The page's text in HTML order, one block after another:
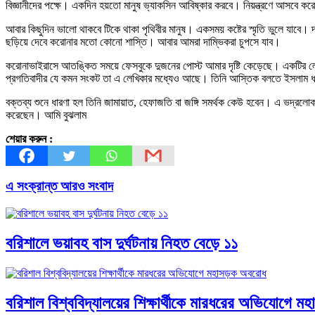
বিজ্ঞানীদের পক্ষে। একদিন হয়তো মানুষ ভ্যাকসিন আবিষ্কার করবে। নিয়ন্ত্রণে আসবে
আবার কিছুদিন ভালো থাকবে টিকে থাকা পৃথিবীর মানুষ। একসময় কষ্টের স্মৃতি ভুলে
ছড়িয়ে দেবে করোনার মতো কোনো শাস্তি। আবার আমরা দাম্ভিকরা চুপসে যাব।
করোনাভাইরাসে আতঙ্কিত সময়ে ফেসবুকে দুজনের পোস্ট আমার দৃষ্টি কেড়েছে।
প্রগতিবাদীর যে কমন সংকট তা এ লেখিকার মধ্যেও আছে। তিনি আস্তিক বলতে
বক্তব্য শুনে ধারণা হল তিনি জামায়াত, হেফাজতি বা জঙ্গি সমর্থক কেউ হবেন। এ
করেছেন। আমি বুঝলাম
শেয়ার করুন :
এ সংক্রান্ত আরও সংবাদ
বরিশালে ভয়াবহ বাস দুর্ঘটনায় নিহত বেড়ে ১১
বরিশাল বিশ্ববিদ্যালয়ের শিক্ষার্থীকে মারধরের অভিযোগে